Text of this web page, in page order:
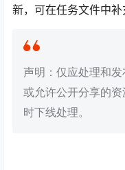
新，可在任务文件中补
声明：仅应处理和
或允许公开分享的
时下线处理。